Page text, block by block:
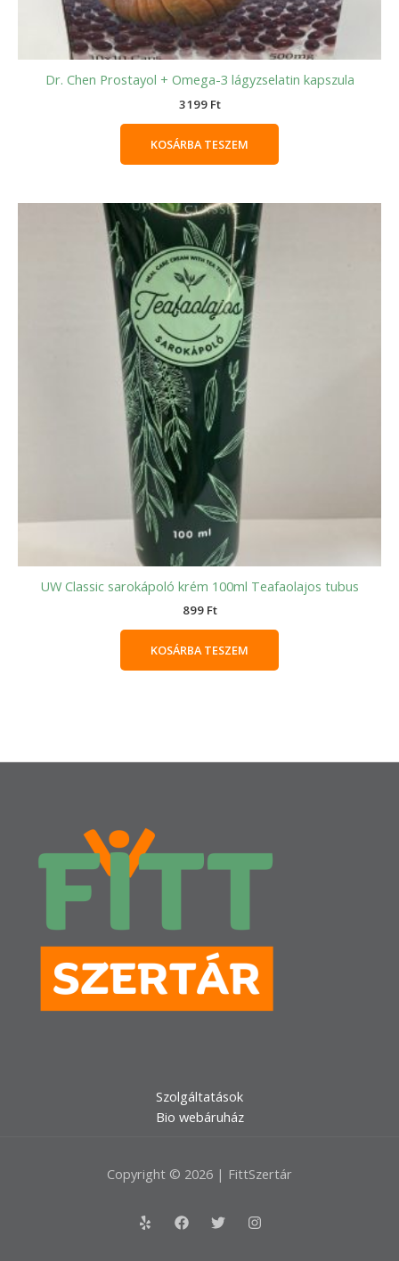
Dr. Chen Prostayol + Omega-3 lágyzselatin kapszula
3199 Ft
KOSÁRBA TESZEM
UW Classic sarokápoló krém 100ml Teafaolajos tubus
899 Ft
KOSÁRBA TESZEM
Szolgáltatások
Bio webáruház
Copyright © 2026 | FittSzertár